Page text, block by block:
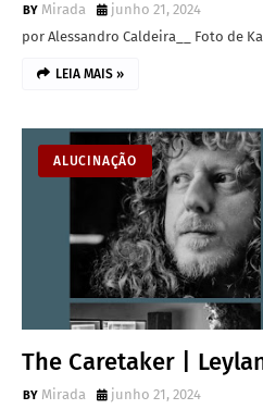
Mirada
junho 21, 2024
por Alessandro Caldeira__ Foto de
LEIA MAIS »
ALUCINAÇÃO
The Caretaker |
Mirada
junho 21, 2024